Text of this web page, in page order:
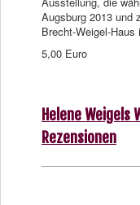
Augsburg 2013 und
Brecht-Weigel-
5,00 Euro
Helene
Rezensionen